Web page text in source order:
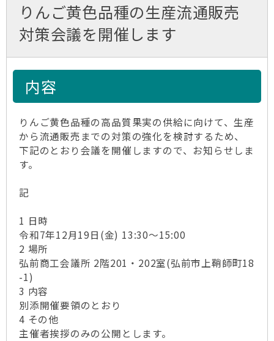
りんご黄色品種の生産流通販売
対策会議を開催します
内容
りんご黄色品種の高品質果実の供給に向けて、生産
から流通販売までの対策の強化を検討するため、
下記のとおり会議を開催しますので、お知らせしま
す。
記
1 日時
令和7年12月19日(金) 13:30～15:00
2 場所
弘前商工会議所 2階201・202室(弘前市上鞘師町18
-1)
3 内容
別添開催要領のとおり
4 その他
主催者挨拶のみの公開とします。